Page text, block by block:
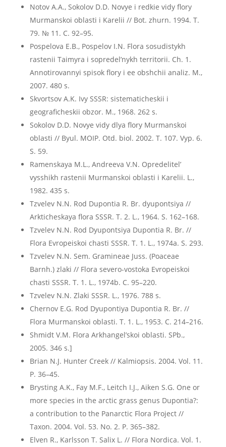
Notov A.A., Sokolov D.D. Novye i redkie vidy flory
Murmanskoi oblasti i Karelii // Bot. zhurn. 1994. T.
79. № 11. C. 92–95.
Pospelova E.B., Pospelov I.N. Flora sosudistykh
rastenii Taimyra i sopredel’nykh territorii. Ch. 1.
Annotirovannyi spisok flory i ee obshchii analiz. M.,
2007. 480 s.
Skvortsov A.K. Ivy SSSR: sistematicheskii i
geograficheskii obzor. M., 1968. 262 s.
Sokolov D.D. Novye vidy dlya flory Murmanskoi
oblasti // Byul. MOIP. Otd. biol. 2002. T. 107. Vyp. 6.
S. 59.
Ramenskaya M.L., Andreeva V.N. Opredelitel’
vysshikh rastenii Murmanskoi oblasti i Karelii. L.,
1982. 435 s.
Tzvelev N.N. Rod Dupontia R. Br. dyupontsiya //
Arkticheskaya flora SSSR. T. 2. L., 1964. S. 162–168.
Tzvelev N.N. Rod Dyupontsiya Dupontia R. Br. //
Flora Evropeiskoi chasti SSSR. T. 1. L., 1974a. S. 293.
Tzvelev N.N. Sem. Gramineae Juss. (Poaceae
Barnh.) zlaki // Flora severo-vostoka Evropeiskoi
chasti SSSR. T. 1. L., 1974b. C. 95–220.
Tzvelev N.N. Zlaki SSSR. L., 1976. 788 s.
Chernov E.G. Rod Dyupontiya Dupontia R. Br. //
Flora Murmanskoi oblasti. T. 1. L., 1953. C. 214–216.
Shmidt V.M. Flora Arkhangel’skoi oblasti. SPb.,
2005. 346 s.]
Brian N.J. Hunter Creek // Kalmiopsis. 2004. Vol. 11.
P. 36–45.
Brysting A.K., Fay M.F., Leitch I.J., Aiken S.G. One or
more species in the arctic grass genus Dupontia?:
a contribution to the Panarctic Flora Project //
Taxon. 2004. Vol. 53. No. 2. Р. 365–382.
Elven R., Karlsson T. Salix L. // Flora Nordica. Vol. 1.